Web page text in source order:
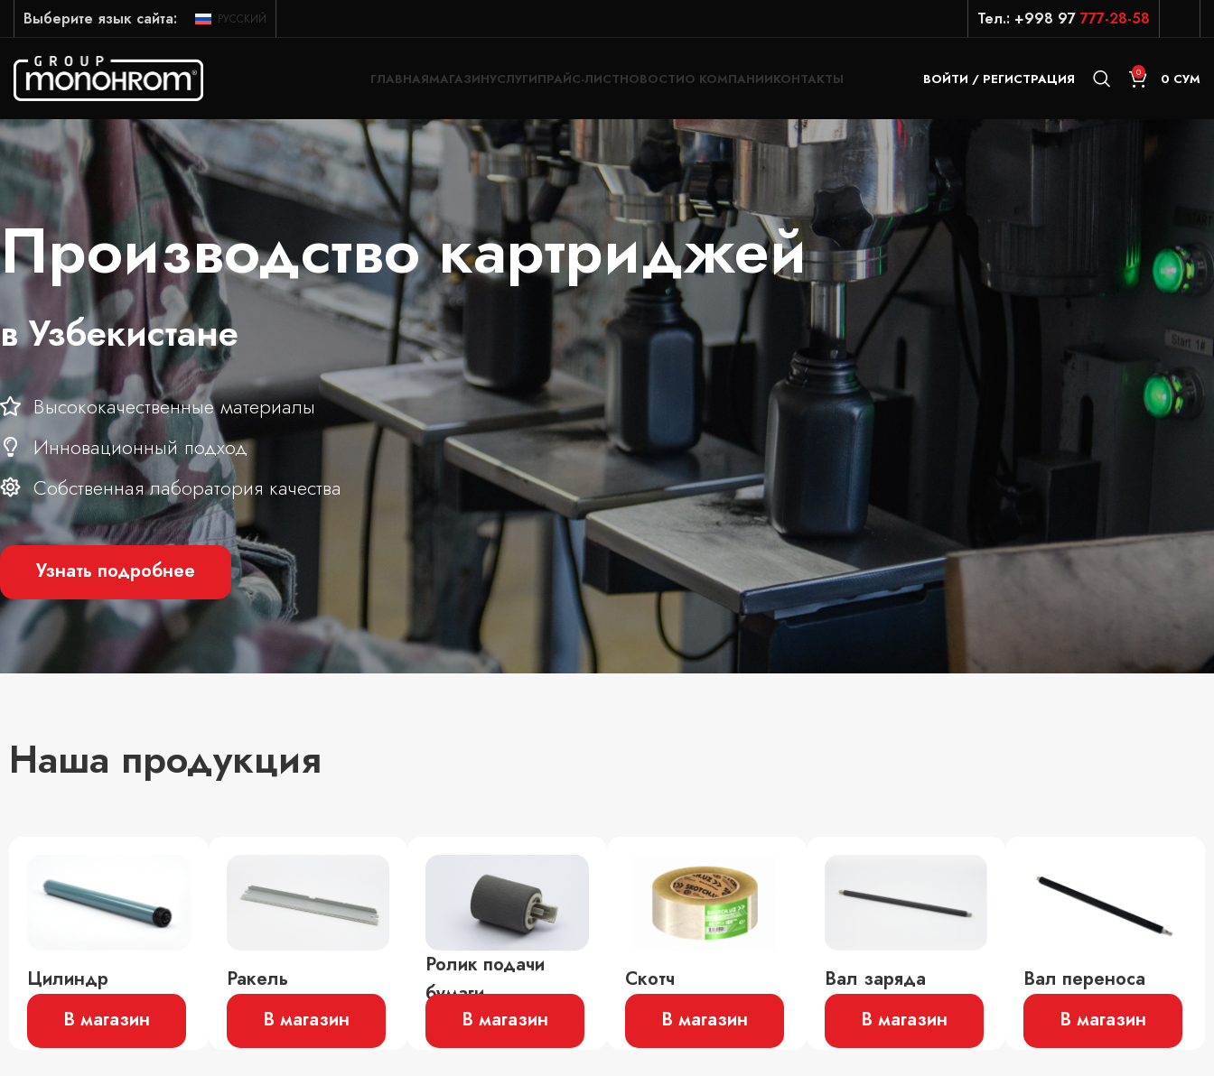
Выберите язык сайта: РУССКИЙ Тел.: +998 97 777-28-58
ГЛАВНАЯМАГАЗИНУСЛУГИПРАЙС-ЛИСТНОВОСТИО КОМПАНИИКОНТАКТЫ ВОЙТИ / РЕГИСТРАЦИЯ 0 0 СУМ
Производство картриджей
в Узбекистане
Высококачественные материалы
Инновационный подход
Собственная лаборатория качества
Узнать подробнее
Наша продукция
Цилиндр
В магазин
Ракель
В магазин
Ролик подачи
бумаги
В магазин
Скотч
В магазин
Вал заряда
В магазин
Вал переноса
В магазин